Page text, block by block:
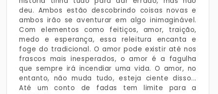
deu. Ambos estão descobrindo coisas novas e
ambos irão se aventurar em algo inimaginável.
Com elementos como feitiços, amor, traição,
medo e esperança, essa releitura encanta e
foge do tradicional. O amor pode existir até nos
frascos mais inesperados, o amor é a fagulha
que sempre irá incendiar uma vida. O amor, no
entanto, não muda tudo, esteja ciente disso...
Até um conto de fadas tem limite para a